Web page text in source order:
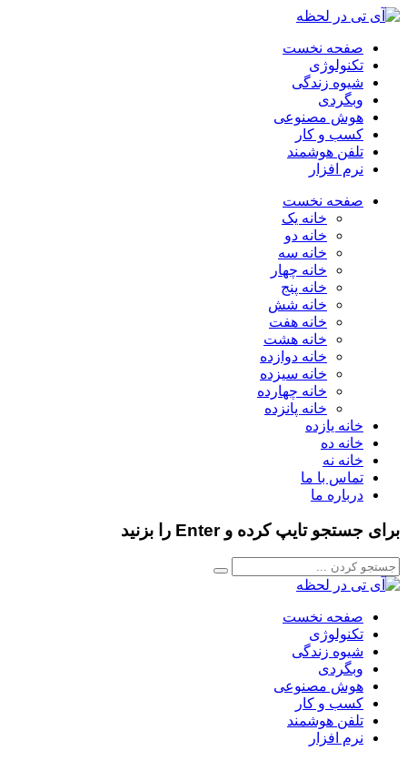
صفحه نخست
تکنولوژی
شیوه زندگی
وبگردی
هوش مصنوعی
کسب و کار
تلفن هوشمند
نرم افزار
صفحه نخست
خانه یک
خانه دو
خانه سه
خانه چهار
خانه پنج
خانه شش
خانه هفت
خانه هشت
خانه دوازده
خانه سیزده
خانه چهارده
خانه پانزده
خانه یازده
خانه ده
خانه نه
تماس با ما
درباره ما
برای جستجو تایپ کرده و Enter را بزنید
صفحه نخست
تکنولوژی
شیوه زندگی
وبگردی
هوش مصنوعی
کسب و کار
تلفن هوشمند
نرم افزار